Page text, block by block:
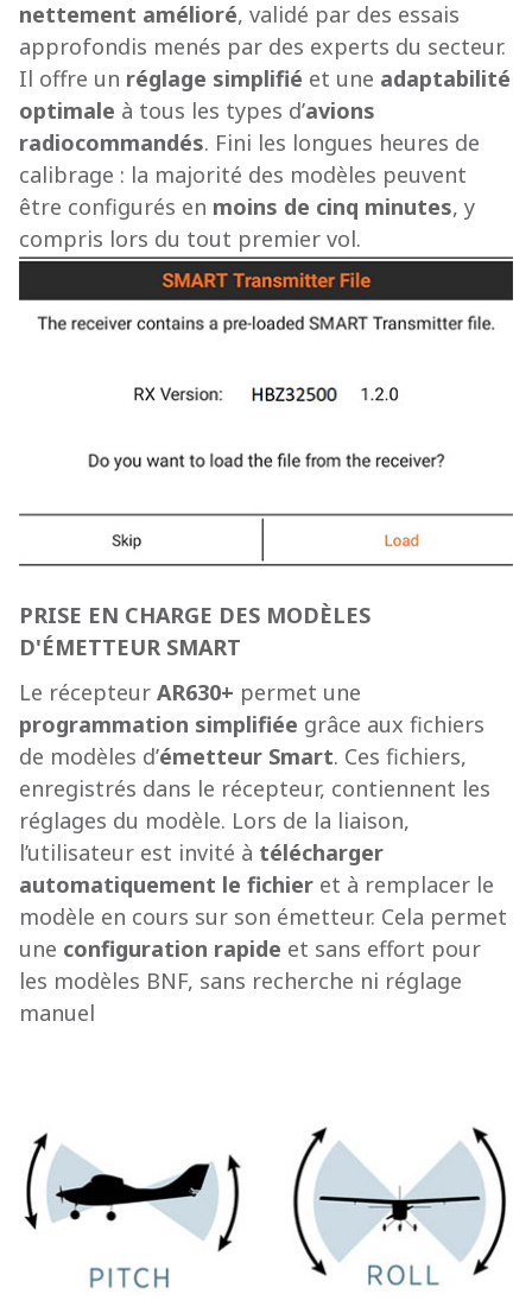
nettement amélioré, validé par des essais
approfondis menés par des experts du secteur.
Il offre un réglage simplifié et une adaptabilité
optimale à tous les types d’avions
radiocommandés. Fini les longues heures de
calibrage : la majorité des modèles peuvent
être configurés en moins de cinq minutes, y
compris lors du tout premier vol.
PRISE EN CHARGE DES MODÈLES
D'ÉMETTEUR SMART
Le récepteur AR630+ permet une
programmation simplifiée grâce aux fichiers
de modèles d’émetteur Smart. Ces fichiers,
enregistrés dans le récepteur, contiennent les
réglages du modèle. Lors de la liaison,
l’utilisateur est invité à télécharger
automatiquement le fichier et à remplacer le
modèle en cours sur son émetteur. Cela permet
une configuration rapide et sans effort pour
les modèles BNF, sans recherche ni réglage
manuel